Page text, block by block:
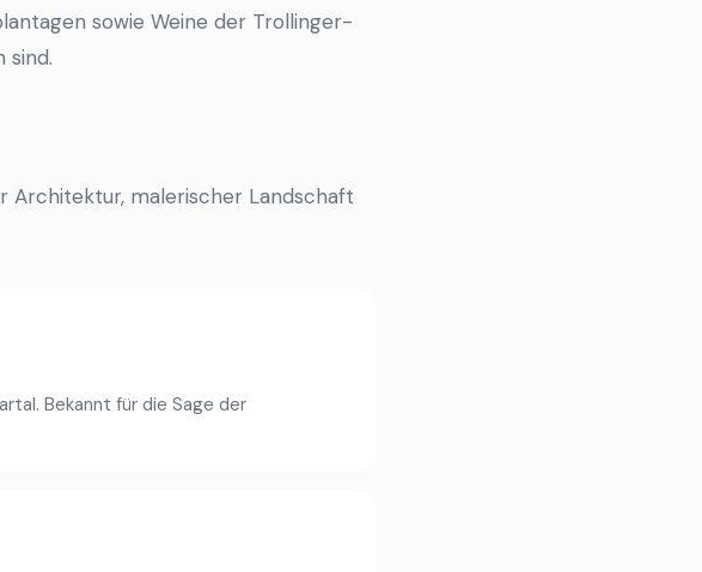
sowie Weine der Trollinger-
sind.
Architektur, malerischer Landschaft
Bekannt für die Sage der